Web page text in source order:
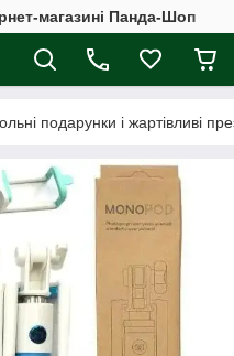
магазині Панда-Шоп
подарунки і жартівливі